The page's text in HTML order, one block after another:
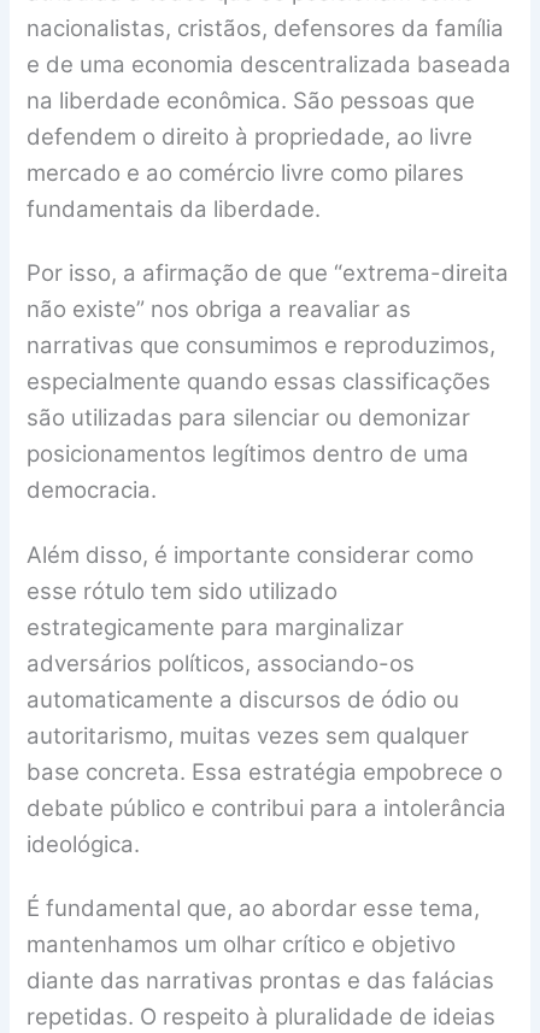
nacionalistas, cristãos, defensores da família
e de uma economia descentralizada baseada
na liberdade econômica. São pessoas que
defendem o direito à propriedade, ao livre
mercado e ao comércio livre como pilares
fundamentais da liberdade.
Por isso, a afirmação de que “extrema-direita
não existe” nos obriga a reavaliar as
narrativas que consumimos e reproduzimos,
especialmente quando essas classificações
são utilizadas para silenciar ou demonizar
posicionamentos legítimos dentro de uma
democracia.
Além disso, é importante considerar como
esse rótulo tem sido utilizado
estrategicamente para marginalizar
adversários políticos, associando-os
automaticamente a discursos de ódio ou
autoritarismo, muitas vezes sem qualquer
base concreta. Essa estratégia empobrece o
debate público e contribui para a intolerância
ideológica.
É fundamental que, ao abordar esse tema,
mantenhamos um olhar crítico e objetivo
diante das narrativas prontas e das falácias
repetidas. O respeito à pluralidade de ideias